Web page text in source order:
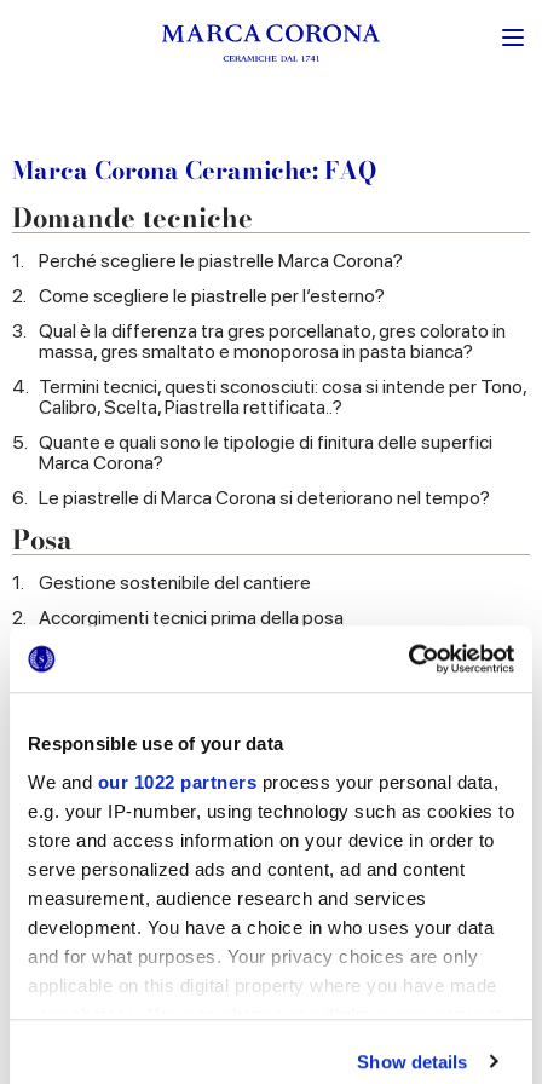
Responsible use of your data
We and our 1022 partners process your personal data,
e.g. your IP-number, using technology such as cookies to
store and access information on your device in order to
serve personalized ads and content, ad and content
measurement, audience research and services
development. You have a choice in who uses your data
and for what purposes. Your privacy choices are only
applicable on this digital property where you have made
your choices. You can change or withdraw your consent
Show details
Marca Corona Ceramiche: FAQ
Domande tecniche
1.
Perché scegliere le piastrelle Marca Corona?
2. Come scegliere le piastrelle per l’esterno?
3. Qual è la differenza tra gres porcellanato, gres colorato in
massa, gres smaltato e monoporosa in pasta bianca?
4. Termini tecnici, questi sconosciuti: cosa si intende per Tono,
Calibro, Scelta, Piastrella rettificata..?
5. Quante e quali sono le tipologie di finitura delle superfici
Marca Corona?
6. Le piastrelle di Marca Corona si deteriorano nel tempo?
Posa
1.
Gestione sostenibile del cantiere
2. Accorgimenti tecnici prima della posa
Accorgimenti tecnici durante la posa
4. Quante piastrelle di ceramica dovrei ordinare?
rivestimenti?
Quali sono gli stucchi più appropriati per il mio progetto?
Quale dimensione e colore dovrei scegliere per le fughe?
Quali schemi di posa e abbinamenti di materiali posso
realizzare con le piastrelle Marca Corona?
Accorgimenti tecnici dopo la posa: la pulizia di fine cantiere
Pulizia
Cosa devo fare per avere piastrelle sempre pulite e belle